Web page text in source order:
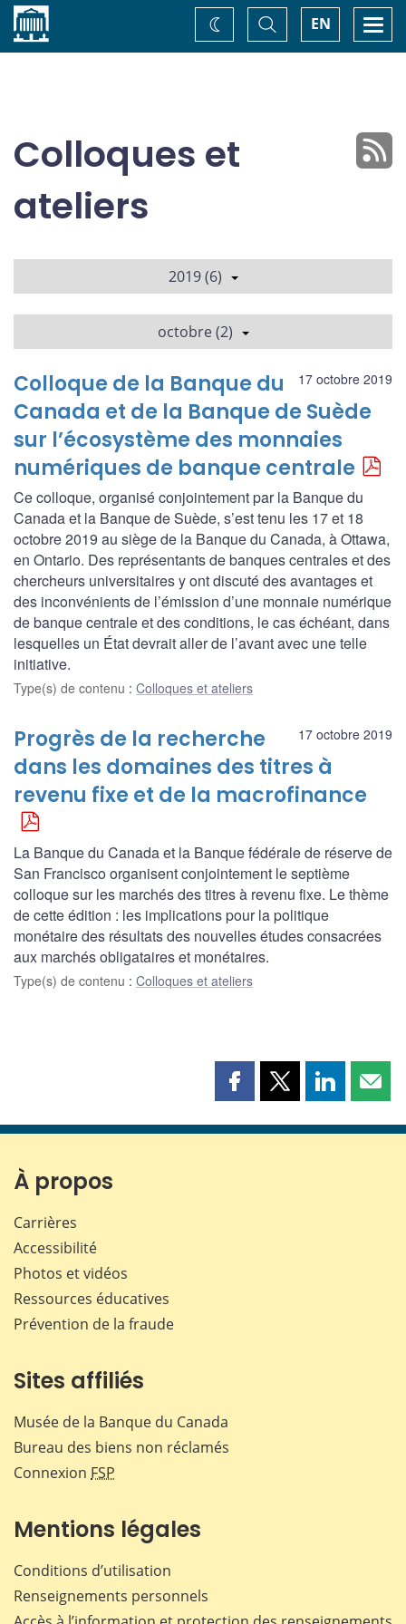
Accueil EN
Basculer
la
recherche
Changez
de
Colloques et
ateliers
2019 (6)
octobre (2)
17 octobre 2019
Colloque de la Banque du
Canada et de la Banque de Suède
sur l’écosystème des monnaies
numériques de banque centrale
Ce colloque, organisé conjointement par la Banque du
Canada et la Banque de Suède, s’est tenu les 17 et 18
octobre 2019 au siège de la Banque du Canada, à Ottawa,
en Ontario. Des représentants de banques centrales et des
chercheurs universitaires y ont discuté des avantages et
des inconvénients de l’émission d’une monnaie numérique
de banque centrale et des conditions, le cas échéant, dans
lesquelles un État devrait aller de l’avant avec une telle
initiative.
Type(s) de contenu : Colloques et ateliers
17 octobre 2019
Progrès de la recherche
dans les domaines des titres à
revenu fixe et de la macrofinance
La Banque du Canada et la Banque fédérale de réserve de
San Francisco organisent conjointement le septième
colloque sur les marchés des titres à revenu fixe. Le thème
de cette édition : les implications pour la politique
monétaire des résultats des nouvelles études consacrées
aux marchés obligataires et monétaires.
Type(s) de contenu : Colloques et ateliers
Partager
page
Partager
page
Partager
page page
À propos
Carrières
Accessibilité
Photos et vidéos
Ressources éducatives
Prévention de la fraude
Sites affiliés
Musée de la Banque du Canada
Bureau des biens non réclamés
Connexion FSP
Mentions légales
Conditions d’utilisation
Renseignements personnels